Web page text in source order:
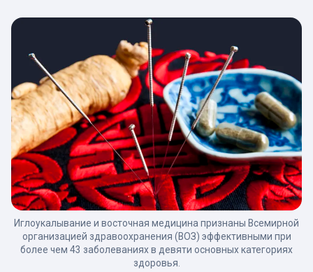
Иглоукалывание и восточная медицина признаны Всемирной
организацией здравоохранения (ВОЗ) эффективными при
более чем 43 заболеваниях в девяти основных категориях
здоровья.